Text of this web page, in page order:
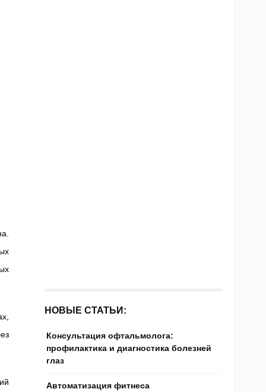
НОВЫЕ СТАТЬИ:
Консультация офтальмолога:
профилактика и диагностика болезней
глаз
Автоматизация фитнеса